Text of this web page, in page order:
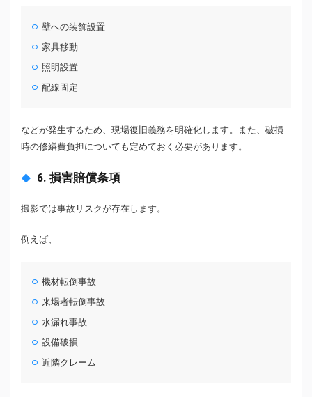
壁への装飾設置
家具移動
照明設置
配線固定
などが発生するため、現場復旧義務を明確化します。また、破損
時の修繕費負担についても定めておく必要があります。
6. 損害賠償条項
撮影では事故リスクが存在します。
例えば、
機材転倒事故
来場者転倒事故
水漏れ事故
設備破損
近隣クレーム